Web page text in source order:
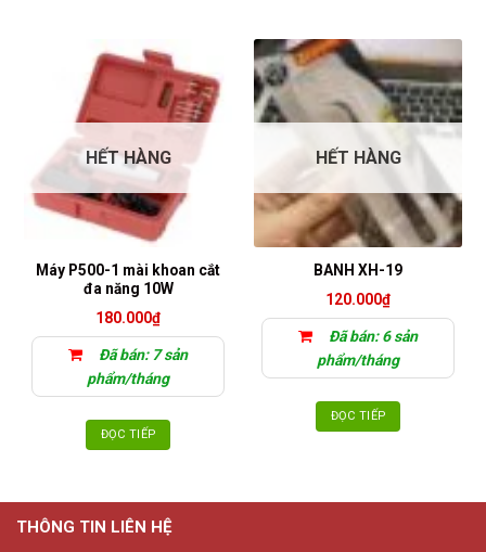
HẾT HÀNG
Máy P500-1 mài khoan cắt
đa năng 10W
180.000₫
Đã bán: 7 sản
phẩm/tháng
ĐỌC TIẾP
HẾT HÀNG
BANH XH-19
120.000₫
Đã bán: 6 sản
phẩm/tháng
ĐỌC TIẾP
THÔNG TIN LIÊN HỆ